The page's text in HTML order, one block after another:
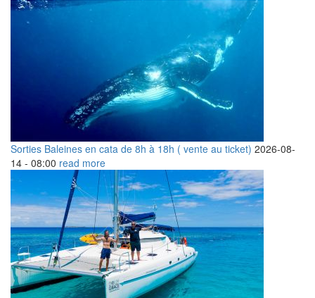
Sorties Baleines en cata de 8h à 18h ( vente au ticket) 2026-08-
14 - 08:00 read more